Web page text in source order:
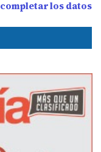
los datos